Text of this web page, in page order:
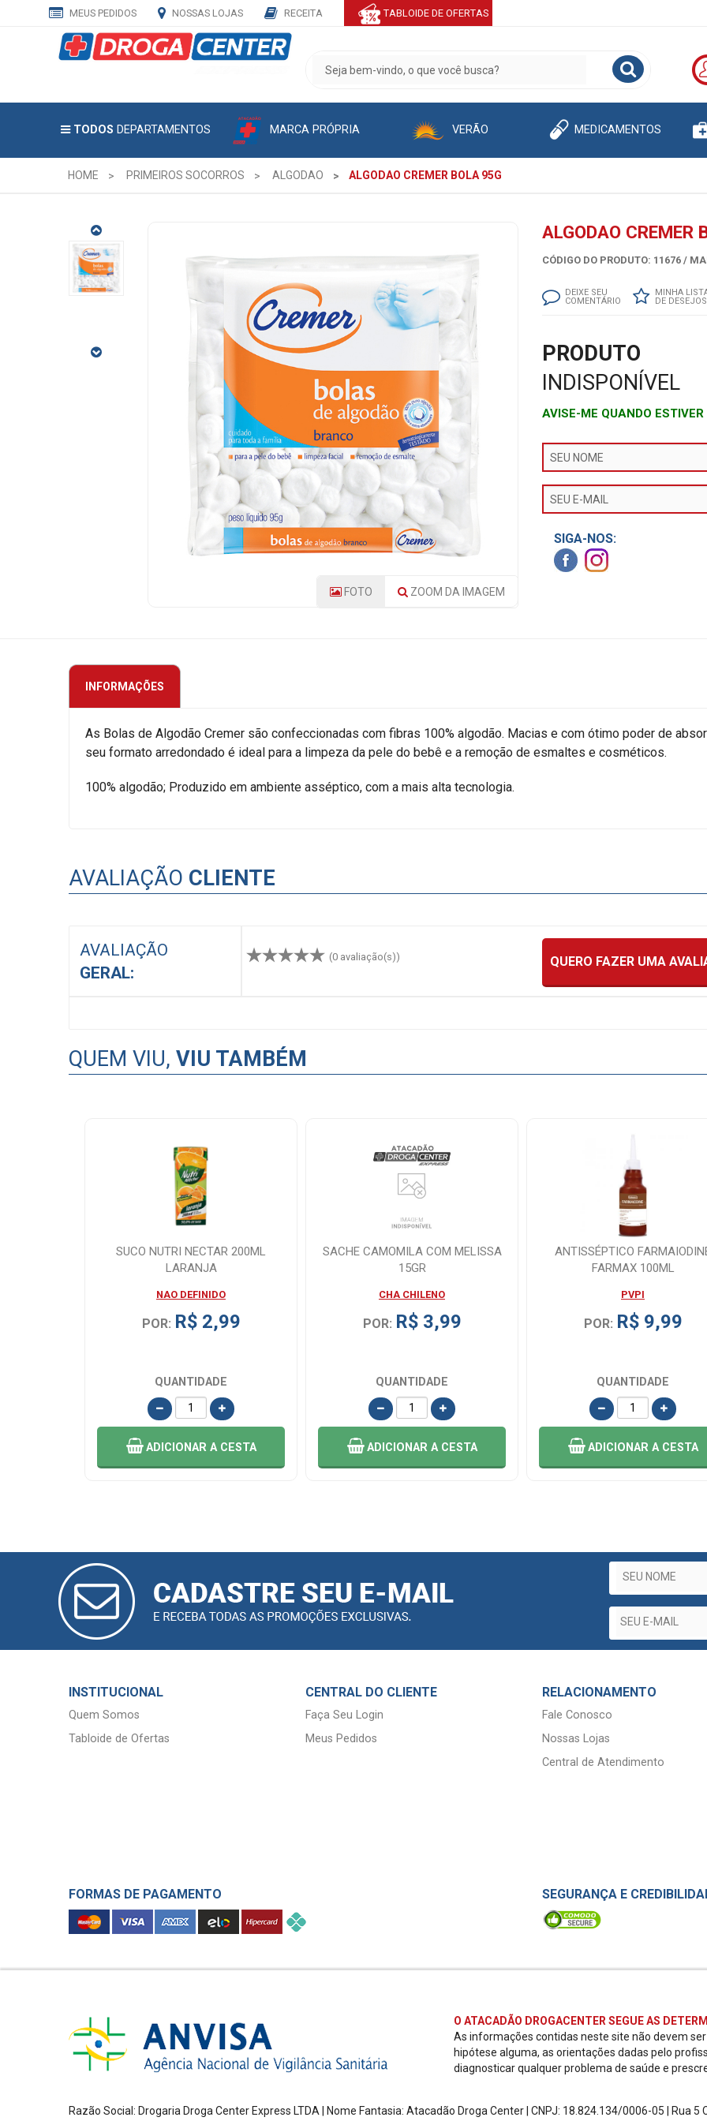
MEUS PEDIDOS NOSSAS LOJAS RECEITA TABLOIDE DE OFERTAS
TODOS DEPARTAMENTOS MARCA PRÓPRIA VERÃO MEDICAMENTOS
HOME PRIMEIROS SOCORROS ALGODAO ALGODAO CREMER BOLA 95G
ALGODAO
CREMER
BOLA
PRODUTO:
FOTO ZOOM DA IMAGEM
ALGODAO CREMER
CÓDIGO DO PRODUTO: 11676 /
DEIXE SEU
COMENTÁRIO
MINHA
DE DESEJOS
PRODUTO
INDISPONÍVEL
AVISE-ME QUANDO
SIGA-NOS:
INFORMAÇÕES
As Bolas de Algodão Cremer são confeccionadas com fibras 100% algodão. Macias e com ótimo poder de
seu formato arredondado é ideal para a limpeza da pele do bebê e a remoção de esmaltes e cosméticos.
100% algodão; Produzido em ambiente asséptico, com a mais alta tecnologia.
AVALIAÇÃO CLIENTE
AVALIAÇÃO
GERAL:
(0 avaliação(s)) QUERO FAZER UMA
QUEM VIU, VIU TAMBÉM
SUCO NUTRI NECTAR 200ML
LARANJA
NAO DEFINIDO
POR: R$ 2,99
QUANTIDADE
ADICIONAR A CESTA
SACHE CAMOMILA COM MELISSA
15GR
CHA CHILENO
POR: R$ 3,99
QUANTIDADE
ADICIONAR A CESTA
ANTISSÉPTICO
FARMAX 100ML
PVPI
POR: R$ 9,99
QUANTIDADE
ADICIONAR A CESTA
CADASTRE
MAIL
E
CADASTRAR
E-MAIL
INSTITUCIONAL
Quem Somos
Tabloide de Ofertas
CENTRAL DO CLIENTE
Faça Seu Login
Meus Pedidos
RELACIONAMENTO
Fale Conosco
Nossas Lojas
Central de Atendimento
FORMAS DE PAGAMENTO SEGURANÇA E
O ATACADÃO DROGACENTER SEGUE AS
As informações contidas neste site não devem
hipótese alguma, as orientações dadas pelo
diagnosticar qualquer problema de saúde e
Razão Social: Drogaria Droga Center Express LTDA | Nome Fantasia: Atacadão Droga Center | CNPJ: 18.824.134/0006-05 | Rua